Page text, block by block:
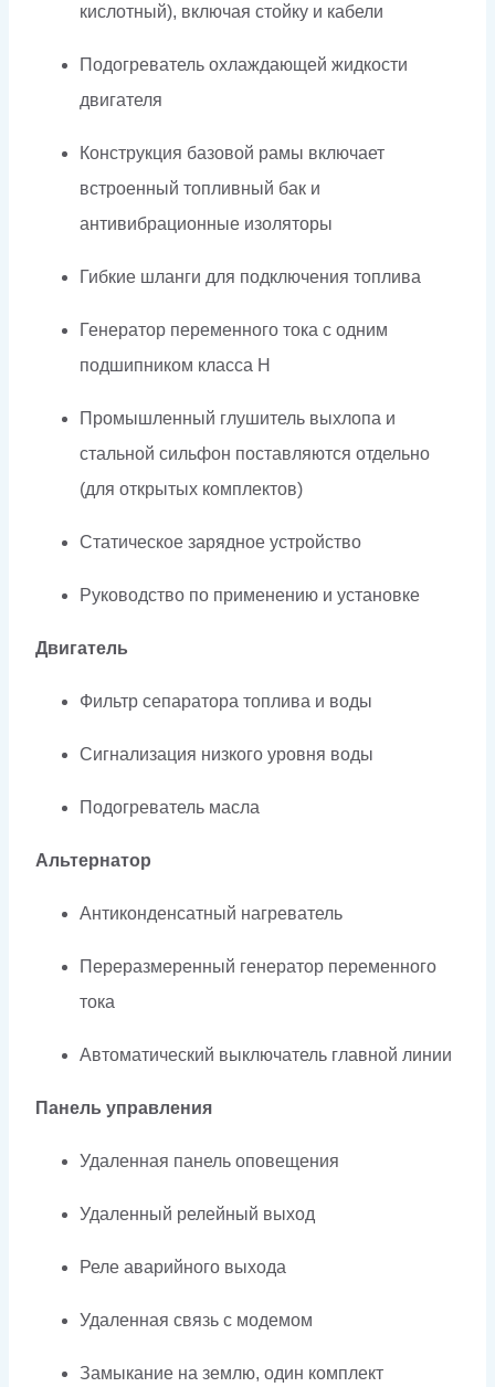
кислотный), включая стойку и кабели
Подогреватель охлаждающей жидкости
двигателя
Конструкция базовой рамы включает
встроенный топливный бак и
антивибрационные изоляторы
Гибкие шланги для подключения топлива
Генератор переменного тока с одним
подшипником класса H
Промышленный глушитель выхлопа и
стальной сильфон поставляются отдельно
(для открытых комплектов)
Статическое зарядное устройство
Руководство по применению и установке
Двигатель
Фильтр сепаратора топлива и воды
Сигнализация низкого уровня воды
Подогреватель масла
Альтернатор
Антиконденсатный нагреватель
Переразмеренный генератор переменного
тока
Автоматический выключатель главной линии
Панель управления
Удаленная панель оповещения
Удаленный релейный выход
Реле аварийного выхода
Удаленная связь с модемом
Замыкание на землю, один комплект